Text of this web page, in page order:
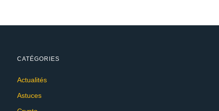
CATÉGORIES
Actualités
Astuces